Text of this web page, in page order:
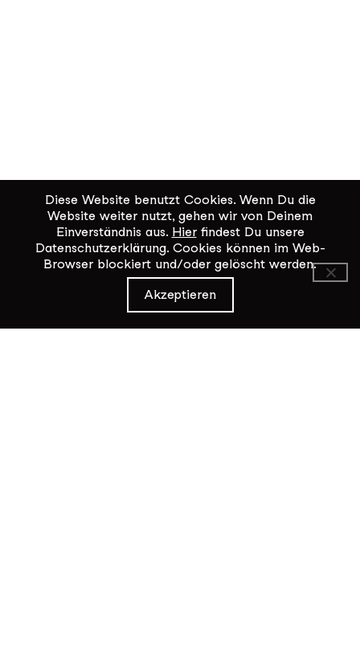
KiK Kultur im Kammgarn
Baumgartenstrasse 19
8200 Schaffhausen
Diese Website benutzt Cookies. Wenn Du die
Website weiter nutzt, gehen wir von Deinem
Einverständnis aus. Hierfindest Du unsere
Datenschutzerklärung. Cookies können im Web-
Browser blockiert und/oder gelöscht werden.
Akzeptieren